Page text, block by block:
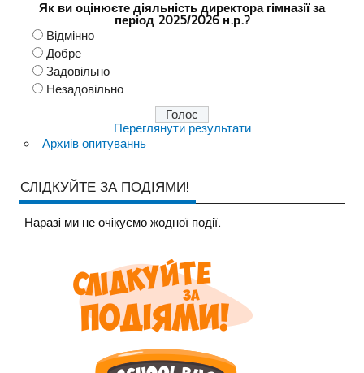
Як ви оцінюєте діяльність директора гімназії за
період 2025/2026 н.р.?
Відмінно
Добре
Задовільно
Незадовільно
Переглянути результати
Архиів опитуваннь
СЛІДКУЙТЕ ЗА ПОДІЯМИ!
Наразi ми не очiкуємо жодної події.